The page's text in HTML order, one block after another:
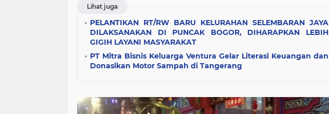
Lihat juga
PELANTIKAN RT/RW BARU KELURAHAN SELEMBARAN JAYA
DILAKSANAKAN DI PUNCAK BOGOR, DIHARAPKAN LEBIH
GIGIH LAYANI MASYARAKAT
​PT Mitra Bisnis Keluarga Ventura Gelar Literasi Keuangan dan
Donasikan Motor Sampah di Tangerang